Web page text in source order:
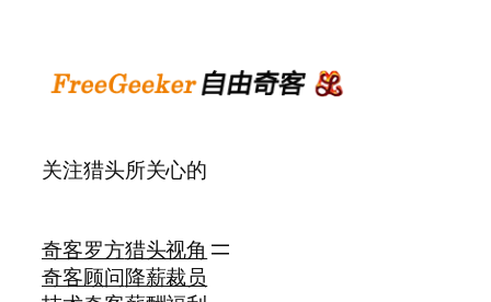
关注猎头所关心的
奇客罗方
奇客顾问
猎头视角
降薪裁员